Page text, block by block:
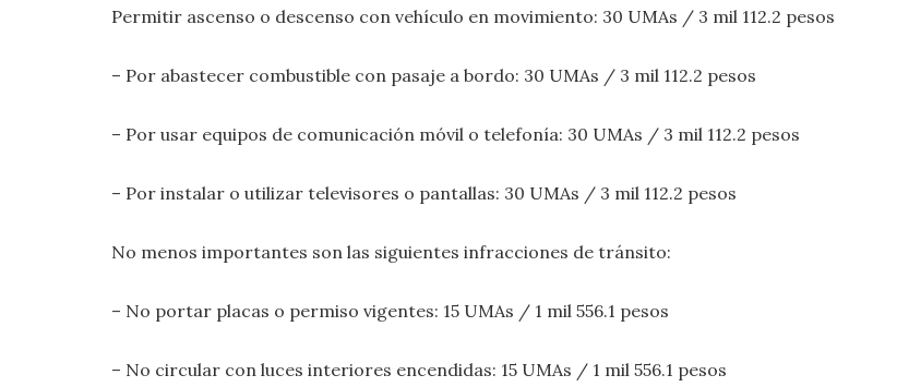
Permitir ascenso o descenso con vehículo en movimiento: 30 UMAs / 3 mil 112.2 pesos
– Por abastecer combustible con pasaje a bordo: 30 UMAs / 3 mil 112.2 pesos
– Por usar equipos de comunicación móvil o telefonía: 30 UMAs / 3 mil 112.2 pesos
– Por instalar o utilizar televisores o pantallas: 30 UMAs / 3 mil 112.2 pesos
No menos importantes son las siguientes infracciones de tránsito:
– No portar placas o permiso vigentes: 15 UMAs / 1 mil 556.1 pesos
– No circular con luces interiores encendidas: 15 UMAs / 1 mil 556.1 pesos